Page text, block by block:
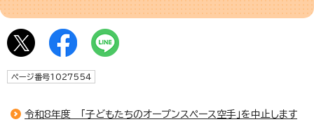
ページ番号1027554
令和8年度 「子どもたちのオープンスペース空手」を中止します